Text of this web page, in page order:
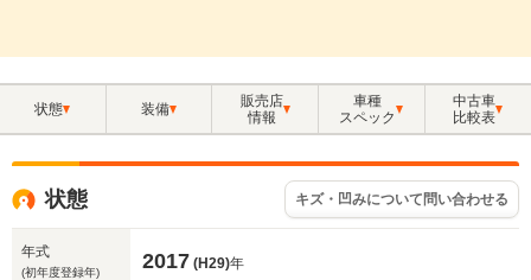
状態 装備
販売店
情報
車種
スペック
中古車
比較表
状態 キズ・凹みについて問い合わせる
年式
(初年度登録年) 2017 (H29)年